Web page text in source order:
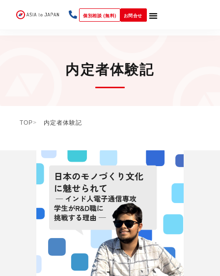
個別相談 (無料) お問合せ
内定者体験記
TOP 内定者体験記